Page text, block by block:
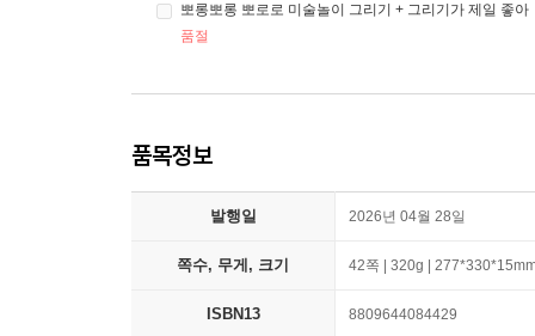
뽀롱뽀롱 뽀로로 미술놀이 그리기 + 그리기가 제일 좋아
품절
품목정보
발행일 2026년 04월 28일
쪽수, 무게, 크기 42쪽 | 320g |
ISBN13 8809644084429